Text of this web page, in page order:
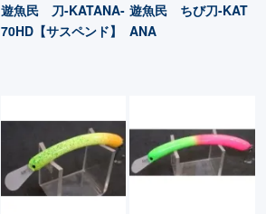
遊魚民 刀-KATANA-
70HD【サスペンド】
遊魚民 ちび刀-KAT
ANA